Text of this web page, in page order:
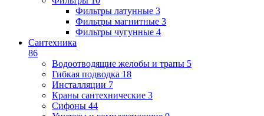
Фильтры латунные 3
Фильтры магнитные 3
Фильтры чугунные 4
Сантехника
86
Водоотводящие желобы и трапы 5
Гибкая подводка 18
Инсталляции 7
Краны сантехнические 3
Сифоны 44